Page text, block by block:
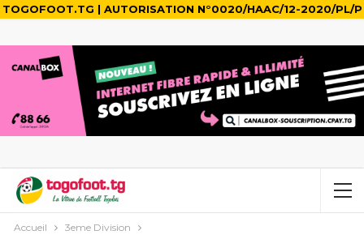
TOGOFOOT.TG | AUTORISATION N°0020/HAAC/12-2020/PL/P
Accueil 3eme Division